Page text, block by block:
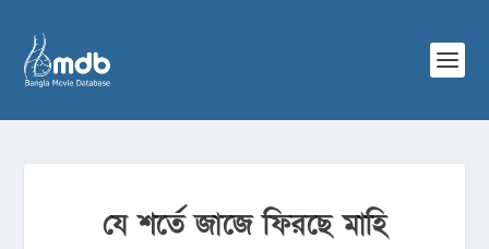
যে শর্তে জাজে ফিরছে মাহি